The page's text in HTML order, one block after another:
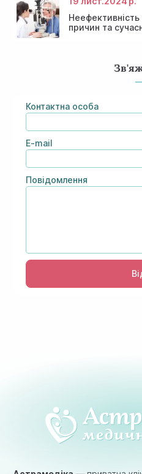
Неефективність
причин та
Контактна особа
E-mail
Повідомлення